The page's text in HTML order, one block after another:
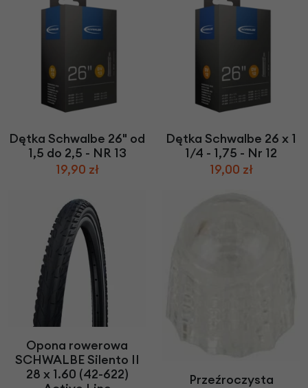
Dętka Schwalbe 26" od
1,5 do 2,5 - NR 13
19,90 zł
Dętka Schwalbe 26 x 1
1/4 - 1,75 - Nr 12
19,00 zł
Opona rowerowa
SCHWALBE Silento II
28 x 1.60 (42-622)
Przeźroczysta